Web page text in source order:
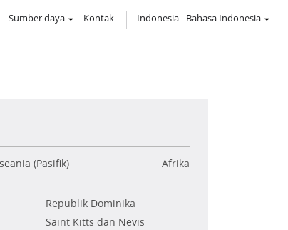
Sumber daya Kontak Indonesia- Bahasa Indonesia
(Pasifik) Afrika
Republik Dominika
Saint Kitts dan Nevis